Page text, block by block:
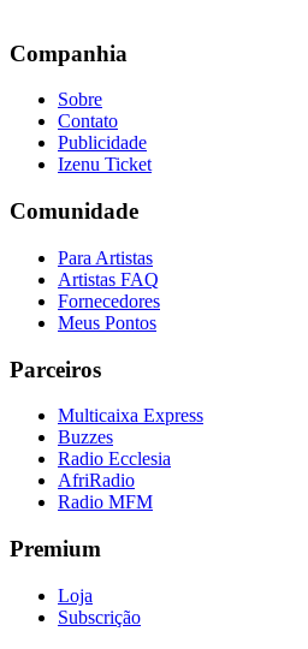
Companhia
Sobre
Contato
Publicidade
Izenu Ticket
Comunidade
Para Artistas
Artistas FAQ
Fornecedores
Meus Pontos
Parceiros
Multicaixa Express
Buzzes
Radio Ecclesia
AfriRadio
Radio MFM
Premium
Loja
Subscrição